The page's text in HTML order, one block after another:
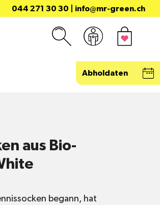
044 271 30 30 info@mr-green.ch
Abholdaten
aus Bio-
begann, hat